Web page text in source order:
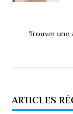
Trouver une
ARTICLES